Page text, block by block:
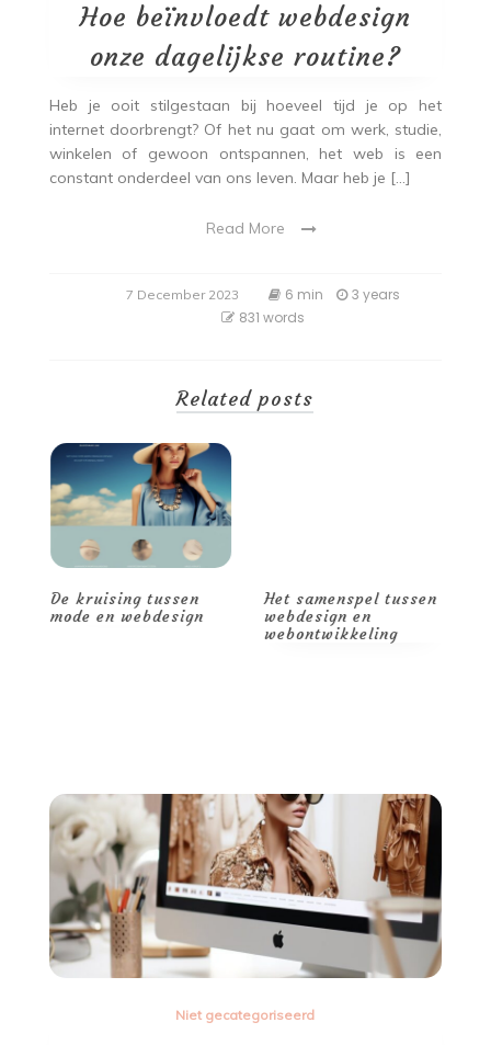
Hoe beïnvloedt webdesign
onze dagelijkse routine?
Heb je ooit stilgestaan bij hoeveel tijd je op het
internet doorbrengt? Of het nu gaat om werk, studie,
winkelen of gewoon ontspannen, het web is een
constant onderdeel van ons leven. Maar heb je […]
Read More
7 December 2023 6 min
3 years
831 words
Related posts
De kruising tussen
mode en webdesign
Het samenspel tussen
webdesign en
webontwikkeling
Niet gecategoriseerd